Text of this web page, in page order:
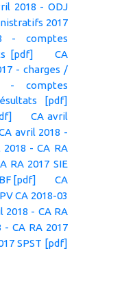
2018 - ODJ
2017
- comptes
[pdf]
CA
- charges /
- comptes
[pdf]
CA avril
avril 2018 -
2018 - CA RA
RA 2017 SIE
[pdf]
CA
PV CA 2018-03
2018 - CA RA
- CA RA 2017
SPST [pdf]